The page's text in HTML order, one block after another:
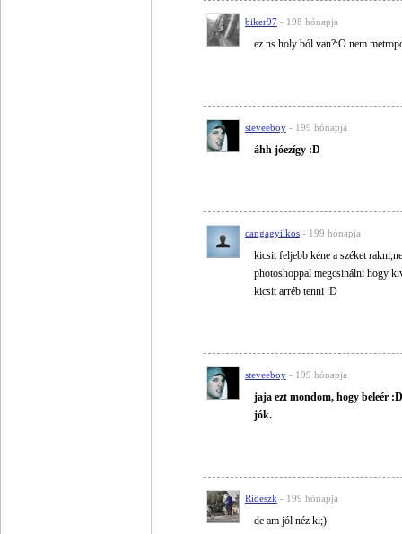
biker97 - 198 hónapja
ez ns holy ból van?:O nem
steveeboy - 199 hónapja
áhh jóezígy :D
cangagyilkos - 199 hónapja
kicsit feljebb kéne a széket
photoshoppal megcsinálni hogy
kicsit arréb tenni :D
steveeboy - 199 hónapja
jaja ezt mondom, hogy beleér
jók.
Rideszk - 199 hónapja
de am jól néz ki;)